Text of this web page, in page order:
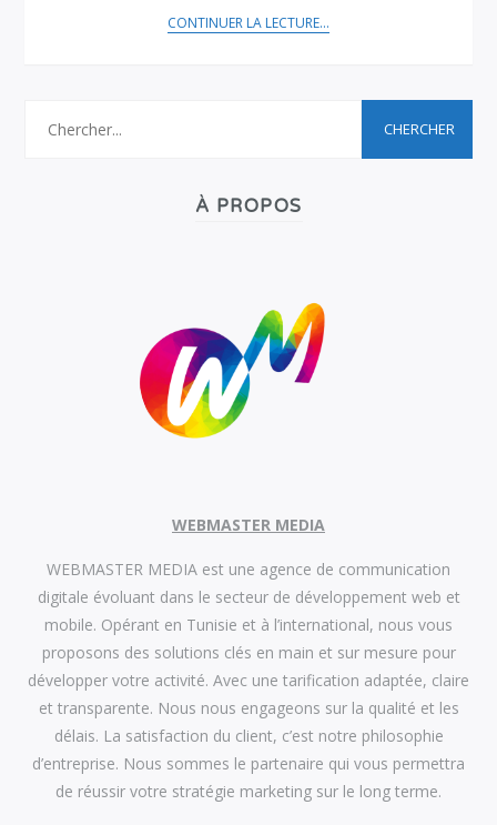
CONTINUER LA LECTURE...
À PROPOS
WEBMASTER MEDIA
WEBMASTER MEDIA est une agence de communication
digitale évoluant dans le secteur de développement web et
mobile. Opérant en Tunisie et à l’international, nous vous
proposons des solutions clés en main et sur mesure pour
développer votre activité. Avec une tarification adaptée, claire
et transparente. Nous nous engageons sur la qualité et les
délais. La satisfaction du client, c’est notre philosophie
d’entreprise. Nous sommes le partenaire qui vous permettra
de réussir votre stratégie marketing sur le long terme.